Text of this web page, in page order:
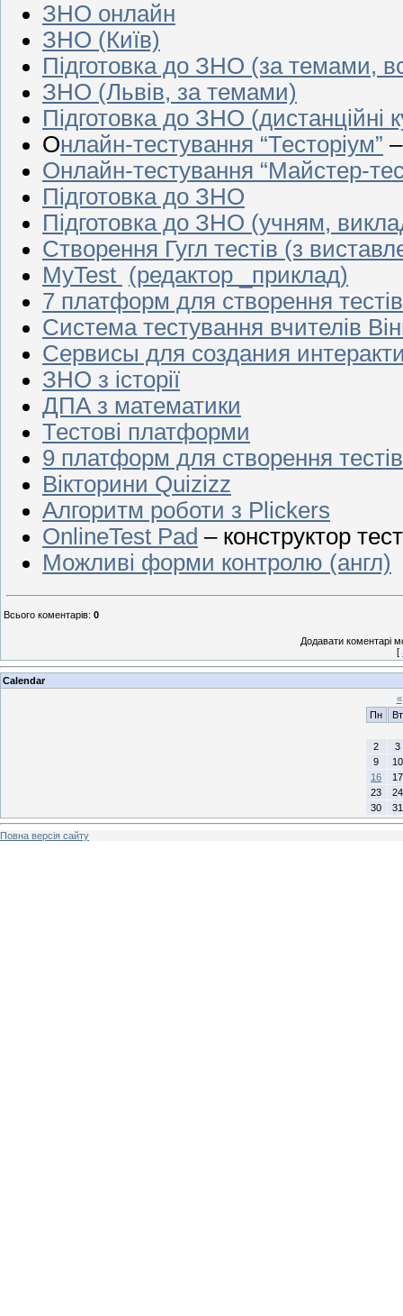
ЗНО онлайн
ЗНО (Київ)
Підготовка до ЗНО (за темами,
ЗНО (Львів, за темами)
Підготовка до ЗНО (дистанційні
Онлайн-тестування “Тесторіум”
Онлайн-тестування “Майстер-
Підготовка до ЗНО
Підготовка до ЗНО (учням,
Створення Гугл тестів (з
MyTest (редактор _приклад)
7 платформ для створення тестів
Система тестування вчителів
Сервисы для создания
ЗНО з історії
ДПА з математики
Тестові платформи
9 платформ для створення тестів
Вікторини Quizizz
Алгоритм роботи з Plickers
OnlineTest Pad – конструктор
Можливі форми контролю (англ)
Всього коментарів: 0
Додавати коментарі
[
Calendar
«
Пн
Вт
2
3
9
10
16
17
23
24
30
31
Повна версія сайту